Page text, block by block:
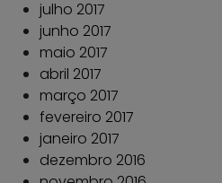
julho 2017
junho 2017
maio 2017
abril 2017
março 2017
fevereiro 2017
janeiro 2017
dezembro 2016